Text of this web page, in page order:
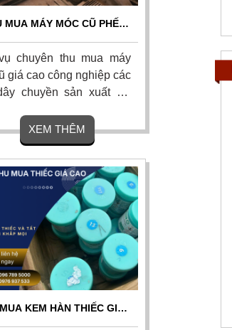
MUA MÁY MÓC CŨ PHẾ
TẬN NƠI 24/7
chuyên thu mua máy
giá cao công nghiệp các
chuyền sản xuất hư
sát thị trường. Chúng tôi
kết thanh toán nhanh
tháo dỡ và vận chuyển
tận nơi toàn quốc.
XEM THÊM
KEM HÀN THIẾC GIÁ